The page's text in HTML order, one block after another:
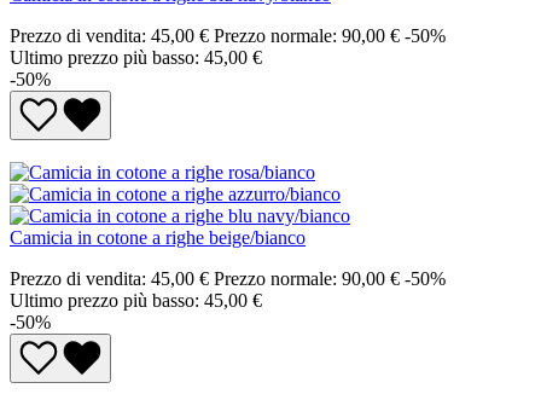
Prezzo di vendita: 45,00 € Prezzo normale: 90,00 € -50%
Ultimo prezzo più basso: 45,00 €
-50%
Camicia in cotone a righe beige/bianco
Prezzo di vendita: 45,00 € Prezzo normale: 90,00 € -50%
Ultimo prezzo più basso: 45,00 €
-50%